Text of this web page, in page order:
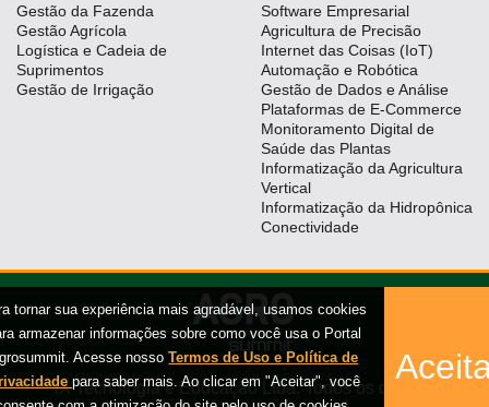
tornar sua experiência mais agradável, usamos cookies
armazenar informações sobre como você usa o Portal
Acesse nossoTermos de Uso e Política de
para saber mais. Ao clicar em "Aceitar", você
Gestão da Fazenda
Gestão Agrícola
Logística e Cadeia de
Suprimentos
Gestão de Irrigação
Software Empresarial
Agricultura de Precisão
Internet das Coisas (IoT)
Automação e Robótica
Gestão de Dados e Análise
Plataformas de E-Commerce
Monitoramento Digital de
Saúde das Plantas
Informatização da Agricultura
Vertical
Informatização da Hidropônica
Conectividade
iX Tecnologia e Educação Ltda. Todos os direitos